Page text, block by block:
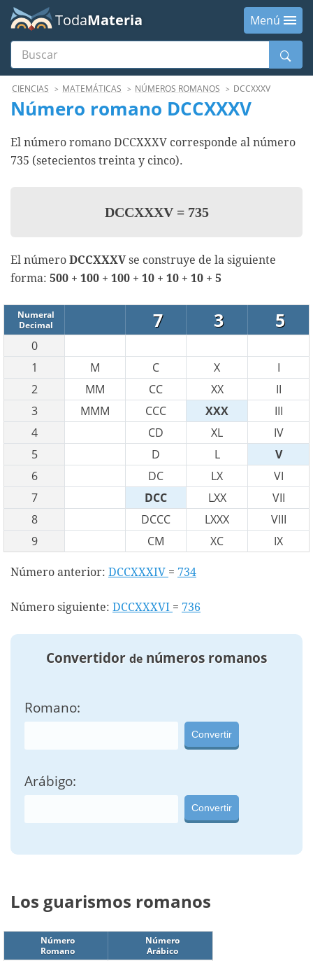
TodaMateria
Menú
Buscar
MenúCIENCIAS MATEMÁTICAS NÚMEROS ROMANOS DCCXXXV
Número romano DCCXXXV
El número romano DCCXXXV corresponde al número
735 (setecientos treinta y cinco).
DCCXXXV =735
El número DCCXXXVse construye de la siguiente
forma: 500 + 100 + 100 + 10 + 10 + 10 + 5
Numeral
Decimal
7 3 5
0
1
M C X
I
2
MM CC XX
II
3
MMM CCC XXX
III
4
CD XL
IV
5
D L
V
6
DC LX
VI
7
DCC LXX
VII
8
DCCC LXXX
VIII
9
CM XC IX
Número anterior: DCCXXXIV = 734
Número siguiente: DCCXXXVI = 736
Convertidor de números romanos
Romano:
Convertir
Arábigo:
Convertir
Los guarismos romanos
Número
Romano
Número
Arábico